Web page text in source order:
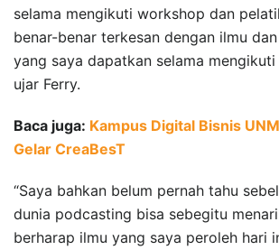
selama mengikuti workshop dan
benar-benar terkesan dengan ilmu
yang saya dapatkan selama mengikuti
ujar Ferry.
Baca juga: Kampus Digital Bisnis
Gelar CreaBesT
“Saya bahkan belum pernah tahu
dunia podcasting bisa sebegitu
berharap ilmu yang saya peroleh hari